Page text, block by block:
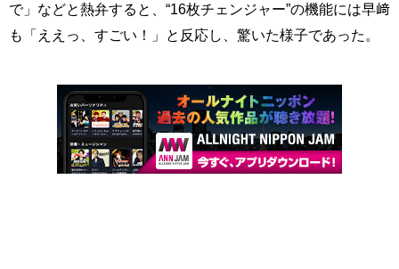
で」などと熱弁すると、“16枚チェンジャー”の機能には早﨑
も「ええっ、すごい！」と反応し、驚いた様子であった。